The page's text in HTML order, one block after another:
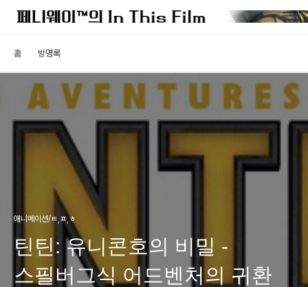
홈 방명록
애니메이션/ㅌ,ㅍ,ㅎ
틴틴: 유니콘호의 비밀 -
스필버그식 어드벤처의 귀환